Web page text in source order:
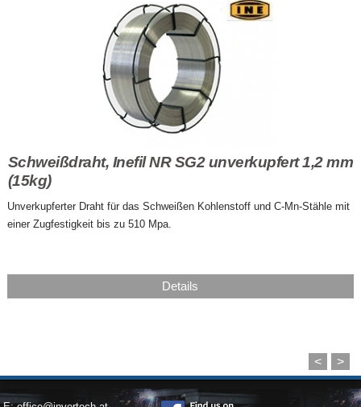
Schweißdraht, Inefil NR SG2 unverkupfert 1,2 mm
(15kg)
Unverkupferter Draht für das Schweißen Kohlenstoff und C-Mn-Stähle mit
einer Zugfestigkeit bis zu 510 Mpa.
Details
< >